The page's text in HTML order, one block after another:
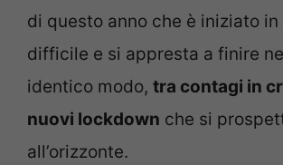
di questo anno che è iniziato in
difficile e si appresta a finire
identico modo, tra contagi in
nuovi lockdown che si
all’orizzonte.